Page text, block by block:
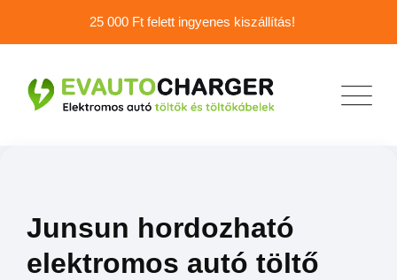
25 000 Ft felett ingyenes kiszállítás!
Junsun hordozható
elektromos autó töltő